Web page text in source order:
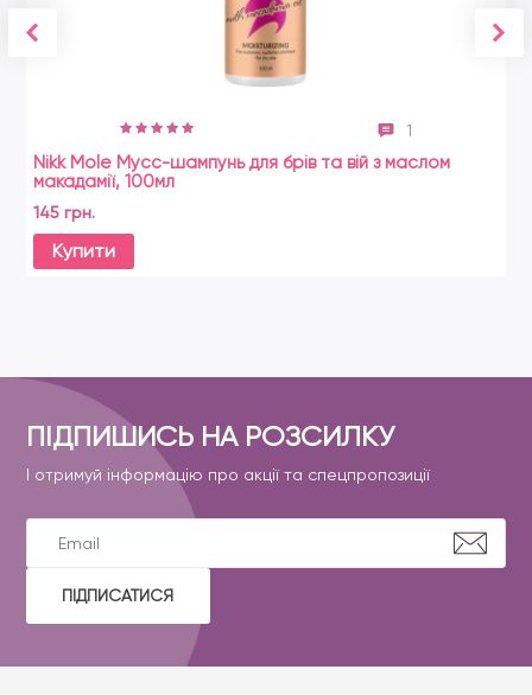
1
Nikk Mole Мусс-шампунь для брів та вій з маслом
макадамії, 100мл
145 грн.
Купити
ПІДПИШИСЬ НА РОЗСИЛКУ
І отримуй інформацію про акції та спецпропозиції
ПІДПИСАТИСЯ